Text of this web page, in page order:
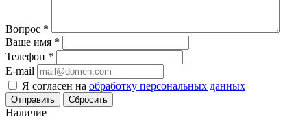
Вопрос *
Ваше имя *
Телефон *
E-mail
Я согласен на обработку персональных данных
Сбросить
Наличие